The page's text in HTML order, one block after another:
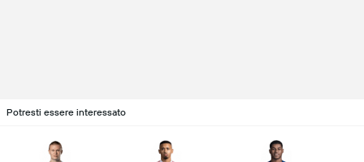
Potresti essere interessato